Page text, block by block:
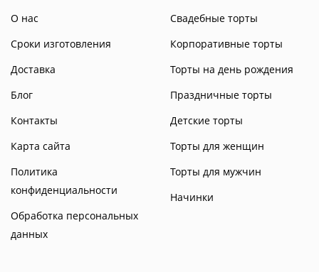
О нас
Сроки изготовления
Доставка
Блог
Контакты
Карта сайта
Политика
конфиденциальности
Обработка персональных
данных
Свадебные торты
Корпоративные торты
Торты на день рождения
Праздничные торты
Детские торты
Торты для женщин
Торты для мужчин
Начинки